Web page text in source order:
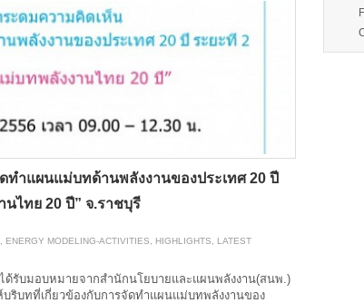
ำแผนแม่บทด้านพลังงานของประเทศ 20 ปี
ไทย 20 ปี” จ.ราชบุรี
ENERGY MODELING-ACTIVITIES HIGHLIGHTS
LATEST
รับมอบหมายจากสำนักนโยบายและแผนพลังงาน(สนพ.)
บริบทที่เกี่ยวข้องกับการจัดทำแผนแม่บทพลังงานของ